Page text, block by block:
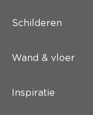
Schilderen
Wand & vloer
Inspiratie